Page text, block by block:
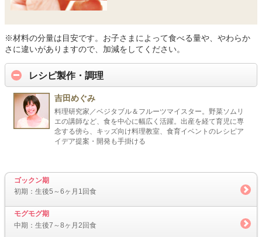
※材料の分量は目安です。お子さまによって食べる量や、やわらか
さに違いがありますので、加減をしてください。
レシピ製作・調理
吉田めぐみ
料理研究家／ベジタブル＆フルーツマイスター。野菜ソムリ
エの講師など、食を中心に幅広く活躍。出産を経て育児に専
念する傍ら、キッズ向け料理教室、食育イベントのレシピア
イデア提案・開発も手掛ける
ゴックン期
初期：生後5～6ヶ月1回食
モグモグ期
中期：生後7～8ヶ月2回食